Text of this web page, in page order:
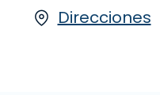
Direcciones